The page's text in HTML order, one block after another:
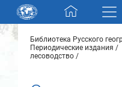
Skip navigation
Разделы и коллекции
Библиотека Русского
Периодические издания
лесоводство